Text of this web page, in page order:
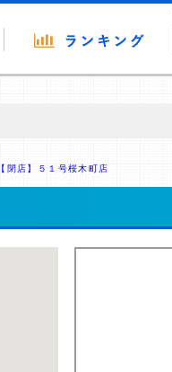
【閉店】５１号桜木町店